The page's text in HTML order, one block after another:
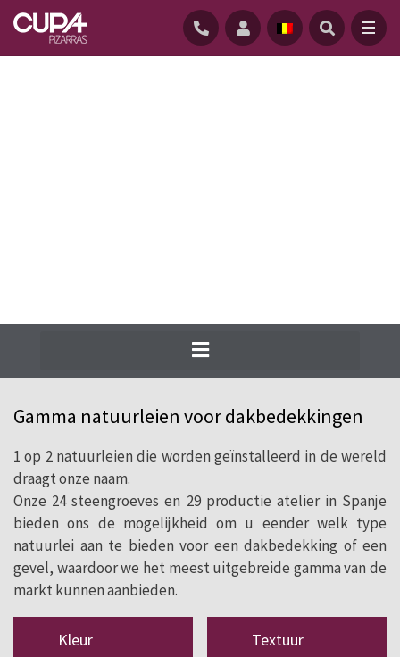
daken en gevels.
Gamma natuurleien voor dakbedekkingen
1 op 2 natuurleien die worden geïnstalleerd in de wereld
draagt onze naam.
Onze 24 steengroeves en 29 productie atelier in Spanje
bieden ons de mogelijkheid om u eender welk type
natuurlei aan te bieden voor een dakbedekking of een
gevel, waardoor we het meest uitgebreide gamma van de
markt kunnen aanbieden.
Kleur Textuur